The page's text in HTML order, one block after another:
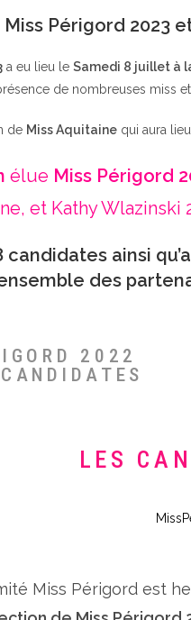
Périgord 2023
a eu lieu le Samedi 8 juillet à
de nombreuses miss
de Miss Aquitaine qui aura
élue Miss Périgord
et Kathy Wlazinski
candidates ainsi
des
2022
LES
Miss Périgord est